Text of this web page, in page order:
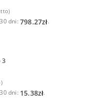
dni: 798.27zł.
3
dni: 15.38zł.